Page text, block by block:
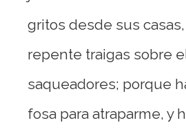
gritos desde sus
repente traigas sobre
saqueadores; porque
fosa para atraparme, y